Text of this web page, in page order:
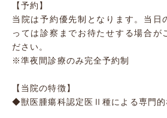
【予約】
当院は予約優先制となります。当日
っては診察までお待たせする場合が
ださい。
※準夜間診療のみ完全予約制
【当院の特徴】
◆獣医腫瘍科認定医Ⅱ種による専門的